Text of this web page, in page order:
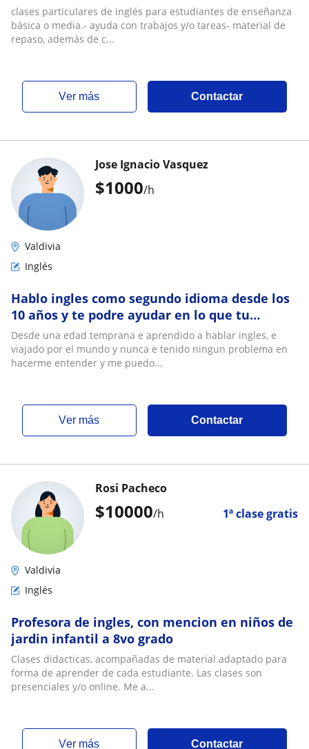
clases particulares de inglés para estudiantes de enseñanza
básica o media.- ayuda con trabajos y/o tareas- material de
repaso, además de c...
ver más Contactar
$1000/h
Jose Ignacio Vasquez
Valdivia
Inglés
Hablo ingles como segundo idioma desde los
10 años y te podre ayudar en lo que tu
necesites, sea vocabulario, fluidez, etc
Desde una edad temprana e aprendido a hablar ingles, e
viajado por el mundo y nunca e tenido ningun problema en
hacerme entender y me puedo...
ver más Contactar
$10000/h 1ª clase gratis
Rosi Pacheco
Valdivia
Inglés
Profesora de ingles, con mencion en niños de
jardin infantil a 8vo grado
Clases didacticas, acompañadas de material adaptado para
forma de aprender de cada estudiante. Las clases son
presenciales y/o online. Me a...
ver más Contactar